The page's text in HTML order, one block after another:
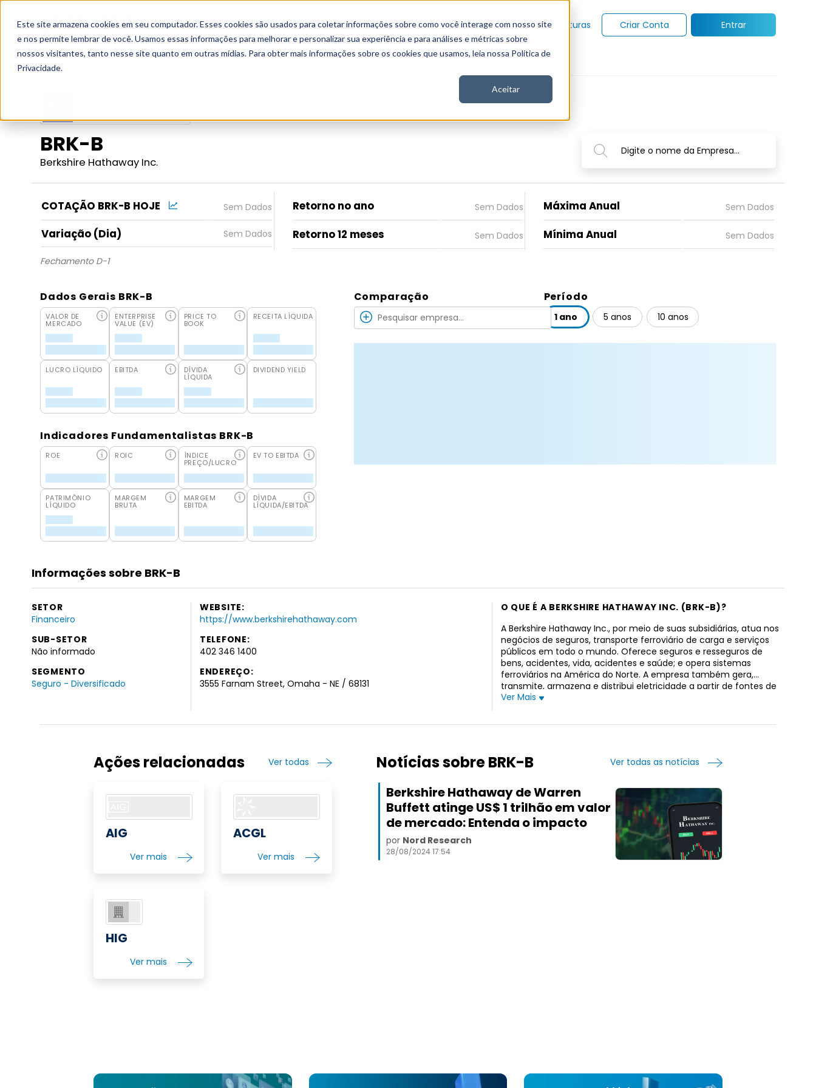
Este site armazena cookies em seu computador. Esses cookies são usados para coletar informações sobre como você interage com nosso site
e nos permite lembrar de você. Usamos essas informações para melhorar e personalizar sua experiência e para análises e métricas sobre
nossos visitantes, tanto nesse site quanto em outras mídias. Para obter mais informações sobre os cookies que usamos, leia nossa Política de
Privacidade.
Aceitar
Grupo Nord Seja Nord Gratuito Analítica Notícias Assinaturas Criar Conta Entrar
BRK-B
Berkshire Hathaway Inc.
Digite o nome da Empresa...
COTAÇÃO BRK-B HOJE
Variação (Dia)
Retorno no ano
Retorno 12 meses
Máxima Anual
Mínima Anual
Fechamento D-1
Dados Gerais BRK-B
VALOR DE
MERCADO
ENTERPRISE
VALUE (EV)
PRICE TO
BOOK
RECEITA LÍQUIDA
LUCRO LÍQUIDO EBITDA DÍVIDA
LÍQUIDA
DIVIDEND YIELD
Indicadores Fundamentalistas BRK-B
ROE ROIC ÍNDICE
PREÇO/LUCRO
EV TO EBITDA
PATRIMÔNIO
LÍQUIDO
MARGEM
BRUTA
MARGEM
EBITDA
DÍVIDA
LÍQUIDA/EBITDA
Comparação Período
1 ano 5 anos 10 anos
Informações sobre BRK-B
SETOR
Financeiro
SUB-SETOR
Não informado
SEGMENTO
Seguro - Diversificado
WEBSITE:
https://www.berkshirehathaway.com
TELEFONE:
402 346 1400
ENDEREÇO:
3555 Farnam Street, Omaha - NE / 68131
O QUE É A BERKSHIRE HATHAWAY INC. (BRK-B)?
A Berkshire Hathaway Inc., por meio de suas subsidiárias, atua nos
negócios de seguros, transporte ferroviário de carga e serviços
públicos em todo o mundo. Oferece seguros e resseguros de
bens, acidentes, vida, acidentes e saúde; e opera sistemas
ferroviários na América do Norte. A empresa também gera,
transmite, armazena e distribui eletricidade a partir de fontes de
gás natural, carvão, eólica, solar, hidrelétrica, nuclear e
empresa fabrica chocolates em caixa e outros produtos de
confeitaria; especialidades químicas, ferramentas de corte de
geração de energia; produtos para pisos; isolamento, coberturas e
produtos de engenharia; construção e componentes de
engenharia; tintas e revestimentos; e tijolos e produtos de
alvenaria, bem como oferece construção de casas pré-
fabricadas e construídas no local, e serviços financeiros e
empréstimos relacionados. Além disso, fornece veículos
recreativos, produtos de vestuário, joias e produtos personalizados
Ver Mais
Ações relacionadas Ver todas
AIG
Ver mais
ACGL
Ver mais
HIG
Ver mais
Notícias sobre BRK-B Ver todas as notícias
Berkshire Hathaway de Warren
Buffett atinge US$ 1 trilhão em valor
de mercado: Entenda o impacto
por Nord Research
28/08/2024 17:54